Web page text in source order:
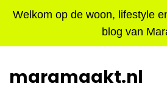
Welkom op de woon, lifestyle
blog van
maramaakt.nl